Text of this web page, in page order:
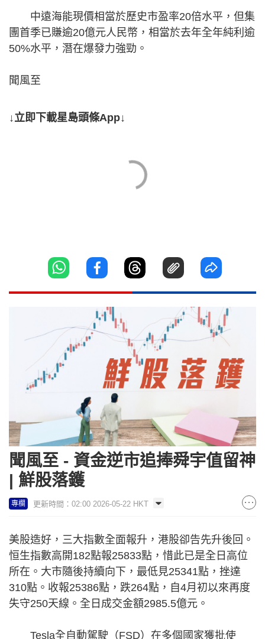
中遠海能現價相當於歷史市盈率20倍水平，但集
團首季已賺逾20億元人民幣，相當於去年全年純利逾
50%水平，潛在爆發力強勁。
聞風至
↓立即下載星島頭條App↓
聞風至 - 資金逆市追捧舜宇值留神
| 鮮股落鑊
專欄 更新時間：02:00 2026-05-22 HKT
美股造好，三大指數全面報升，港股卻告先升後回。
恒生指數高開182點報25833點，惜此已是全日高位
所在。大市隨後持續向下，最低見25341點，挫達
310點。收報25386點，跌264點，自4月初以來再度
失守250天線。全日成交金額2985.5億元。
Tesla全自動駕駛（FSD）在多個國家獲批使